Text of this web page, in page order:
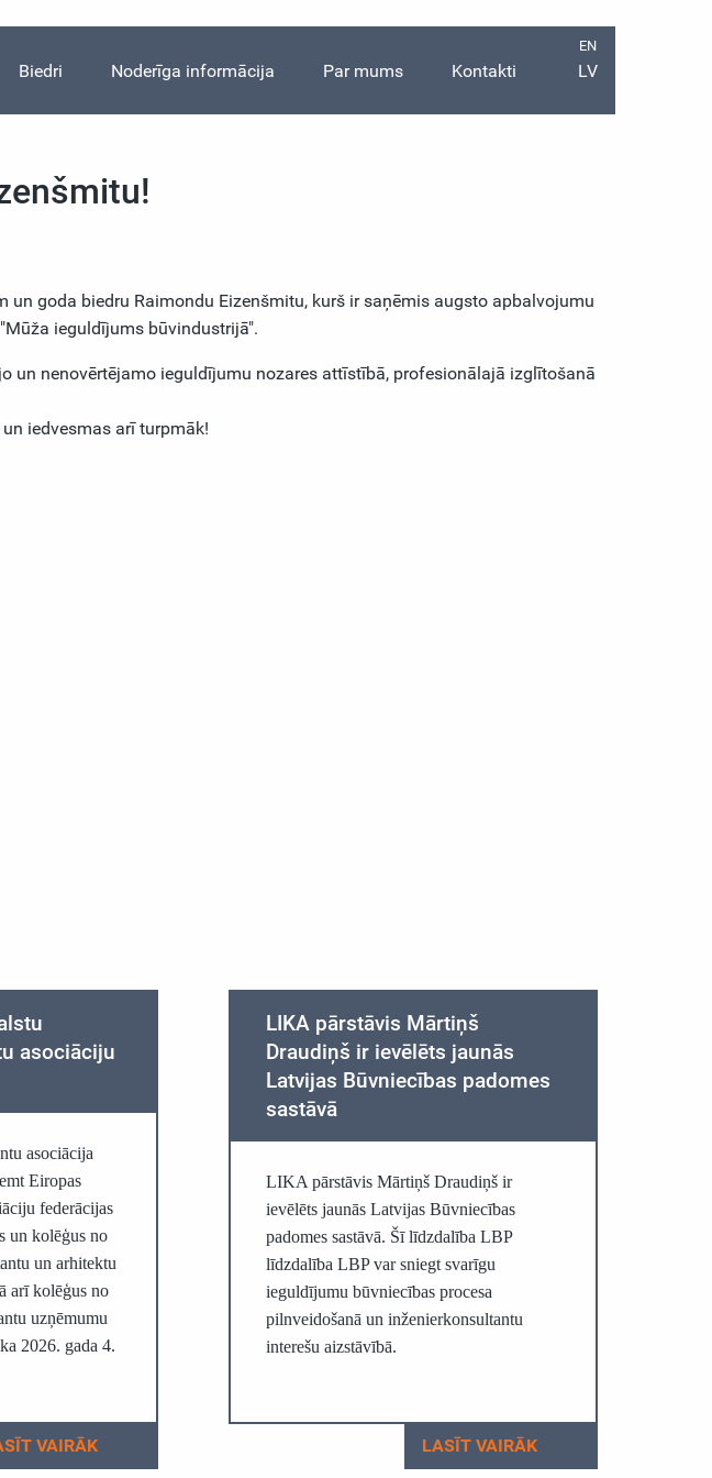
Biedri Noderīga informācija Par mums Kontakti
EN
LV
goda biedru Raimondu Eizenšmitu, kurš ir saņēmis augsto apbalvojumu
ieguldījums būvindustrijā".
un nenovērtējamo ieguldījumu nozares attīstībā, profesionālajā izglītošanā
iedvesmas arī turpmāk!
asociāciju
asociācija
Eiropas
federācijas
un kolēģus no
un arhitektu
arī kolēģus no
uzņēmumu
2026. gada 4.
VAIRĀK
LIKA pārstāvis Mārtiņš
Draudiņš ir ievēlēts jaunās
Latvijas Būvniecības padomes
sastāvā
LIKA pārstāvis Mārtiņš Draudiņš ir
ievēlēts jaunās Latvijas Būvniecības
padomes sastāvā. Šī līdzdalība LBP
līdzdalība LBP var sniegt svarīgu
ieguldījumu būvniecības procesa
pilnveidošanā un inženierkonsultantu
interešu aizstāvībā.
LASĪT VAIRĀK